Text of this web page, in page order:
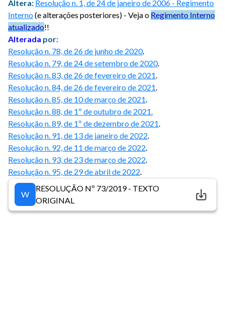
Altera: Resolução n. 1, de 24 de janeiro de 2006 - Regimento
Interno(e alterações posteriores) - Veja o Regimento Interno
atualizado!!
Alterada por:
Resolução n. 78, de 26 de junho de 2020.
Resolução n. 79, de 24 de setembro de 2020.
Resolução n. 83, de 26 de fevereiro de 2021.
Resolução n. 84, de 26 de fevereiro de 2021.
Resolução n. 85, de 10 de março de 2021.
Resolução n. 88, de 1º de outubro de 2021.
Resolução n. 89, de 1º de dezembro de 2021.
Resolução n. 91, de 13 de janeiro de 2022.
Resolução n. 92, de 11 de março de 2022.
Resolução n. 93, de 23 de março de 2022.
Resolução n. 95, de 29 de abril de 2022.
W
RESOLUÇÃO Nº 73/2019 - TEXTO
ORIGINAL